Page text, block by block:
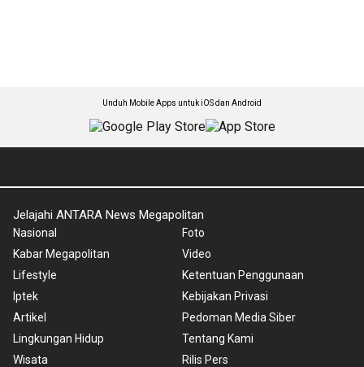
Unduh Mobile Apps untuk iOS dan Android
Jelajahi ANTARA News Megapolitan
Nasional
Kabar Megapolitan
Lifestyle
Iptek
Artikel
Lingkungan Hidup
Wisata
Foto
Video
Ketentuan Penggunaan
Kebijakan Privasi
Pedoman Media Siber
Tentang Kami
Rilis Pers